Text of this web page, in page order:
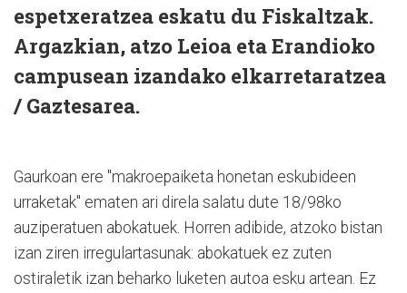
espetxeratzea eskatu du Fiskaltzak.
Argazkian, atzo Leioa eta Erandioko
campusean izandako elkarretaratzea
/ Gaztesarea.
Gaurkoan ere "makroepaiketa honetan eskubideen
urraketak" ematen ari direla salatu dute 18/98ko
auziperatuen abokatuek. Horren adibide, atzoko bistan
izan ziren irregulartasunak: abokatuek ez zuten
ostiraletik izan beharko luketen autoa esku artean. Ez